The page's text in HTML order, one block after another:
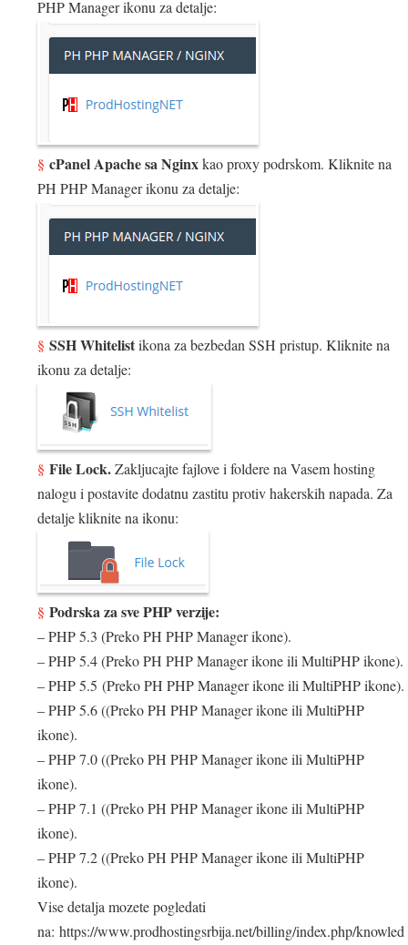
PHP Manager ikonu za detalje:
cPanel Apache sa Nginxkao proxy podrskom. Kliknite na
PH PHP Manager ikonu za detalje:
SSH Whitelistikona za bezbedan SSH pristup. Kliknite na
ikonu za detalje:
File Lock.Zakljucajte fajlove i foldere na Vasem hosting
nalogu i postavite dodatnu zastitu protiv hakerskih napada. Za
detalje kliknite na ikonu:
Podrska za sve PHP verzije:
– PHP 5.3 (Preko PH PHP Manager ikone).
– PHP 5.4 (Preko PH PHP Manager ikone ili MultiPHP ikone).
– PHP 5.5 (Preko PH PHP Manager ikone ili MultiPHP ikone).
– PHP 5.6 ((Preko PH PHP Manager ikone ili MultiPHP
ikone).
– PHP 7.0 ((Preko PH PHP Manager ikone ili MultiPHP
ikone).
– PHP 7.1 ((Preko PH PHP Manager ikone ili MultiPHP
ikone).
– PHP 7.2 ((Preko PH PHP Manager ikone ili MultiPHP
ikone).
Vise detalja mozete pogledati
na: https://www.prodhostingsrbija.net/billing/index.php/knowled